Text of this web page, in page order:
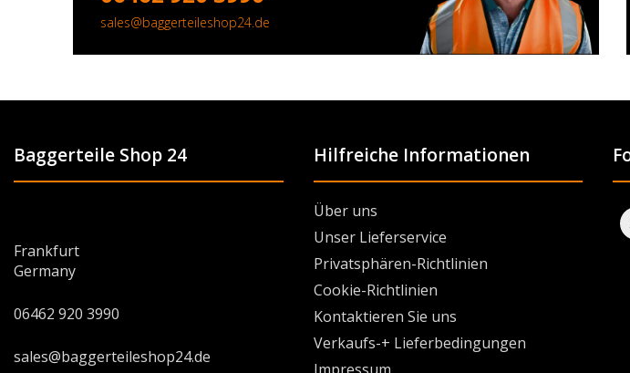
sales@baggerteileshop24.de
Baggerteile Shop 24
Frankfurt
Germany
06462 920 3990
sales@baggerteileshop24.de
Hilfreiche Informationen
Über uns
Unser Lieferservice
Privatsphären-Richtlinien
Cookie-Richtlinien
Kontaktieren Sie uns
Verkaufs-+ Lieferbedingungen
Impressum